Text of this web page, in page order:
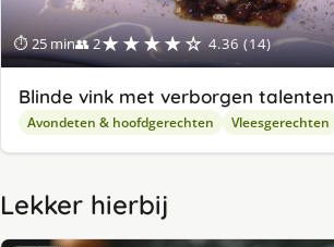
⏱ 25 min👥 2★★★★☆ 4.36 (14)
Blinde vink met verborgen talenten
Avondeten & hoofdgerechten Vleesgerechten
Lekker hierbij